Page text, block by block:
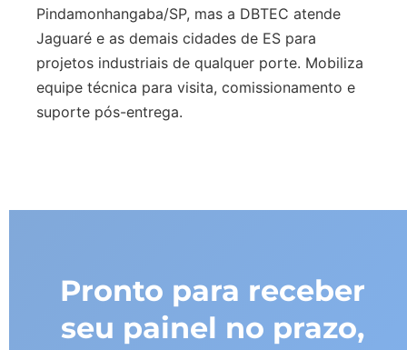
Pindamonhangaba/SP, mas a DBTEC atende
Jaguaré e as demais cidades de ES para
projetos industriais de qualquer porte. Mobiliza
equipe técnica para visita, comissionamento e
suporte pós-entrega.
Pronto para receber
seu painel no prazo,